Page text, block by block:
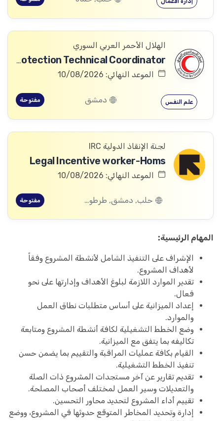
الهلال الأحمر العربي السوري
Community Services and Protection Technical Coordinator
الموعد النهائي: 10/08/2026
علم النفس دمشق مفتوحة
لجنة الإنقاذ الدولية IRC
Legal Incentive worker-Homs
الموعد النهائي: 10/08/2026
حلب, دمشق, طرطوس, ريف دمشق, ديرالزور, درعا, السويداء, إدلب, القنيطرة, اللاذقية, الرقة, حمص, الحسكة, حماة مفتوحة
المهام الرئيسية:
الإشراف على التنفيذ الشامل لأنشطة المشروع وفقاً
لأهداف المشروع.
تقدير الموارد اللازمة لبلوغ الأهداف وإدارتها على نحو
فعال.
إعداد الميزانية على أساس متطلبات نطاق العمل
والموارد.
وضع الخطط التشغيلية لكافة أنشطة المشروع ومتابعة
تكاليفه بما يتفق مع الميزانية.
القيام بكافة عمليات المراقبة والتقييم بما يضمن حسن
تنفيذ الخطط التشغيلية.
تقديم تقارير عن آخر مستجدات المشروع ذات الصلة
والتعديلات وسير العمل لمختلف أصحاب المصلحة.
تقييم أداء المشروع لتحديد محاور التحسين.
إدارة وتحديد المخاطر المتوقع حدوثها في المشروع، ووضع